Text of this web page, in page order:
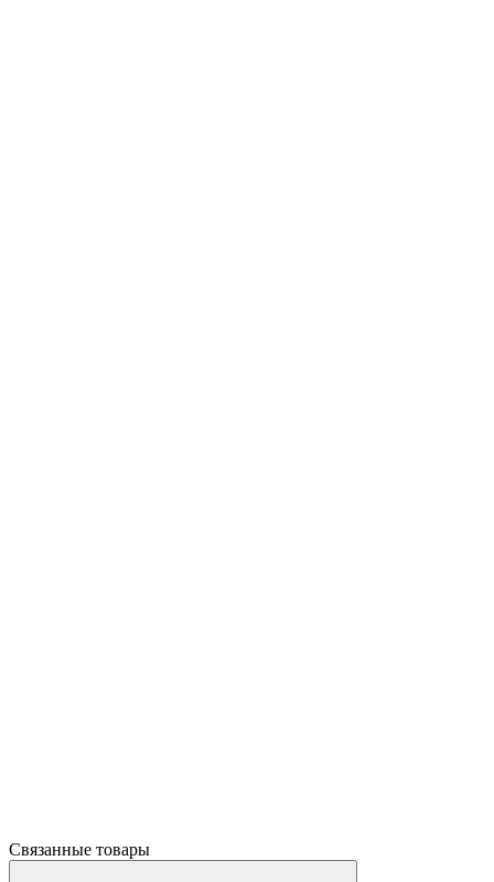
Связанные товары